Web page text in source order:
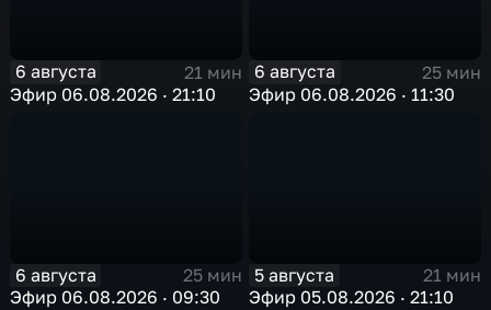
6 августа
21 мин
Эфир 06.08.2026 · 21:10
6 августа
25 мин
Эфир 06.08.2026 · 11:30
6 августа
25 мин
Эфир 06.08.2026 · 09:30
5 августа
21 мин
Эфир 05.08.2026 · 21:10